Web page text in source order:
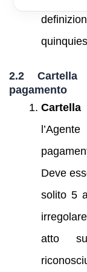
2.2
pagamento
Deve
solito 5
atto